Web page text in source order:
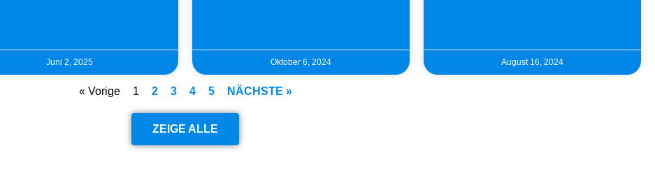
Juni 2, 2025 Oktober 6, 2024 August 16, 2024
« Vorige 1 2 3 4 5 NÄCHSTE »
ZEIGE ALLE